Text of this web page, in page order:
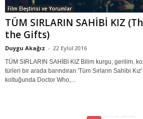
Film Eleştirisi ve Yorumlar
TÜM SIRLARIN SAHİBİ KIZ
the Gifts)
Duygu Akağız - 22 Eylül 2016
TÜM SIRLARIN SAHİBİ KIZ Bilim kurgu, gerilim,
türleri bir arada barındıran 'Tüm Sırların Sahibi
koltuğunda Doctor Who,...